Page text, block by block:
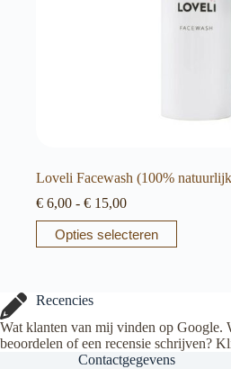
Loveli Facewash (100%
€ 6,00 - € 15,00Prijsklasse:
€ 6,00
tot
€ 15,00
Opties selecteren
product
variaties.
Deze
optie
kan
gekozen
Recencies
Wat klanten van mij vinden op Google.
beoordelen of een recensie schrijven?
Contactgegevens